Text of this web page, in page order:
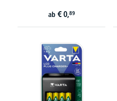
ab € 0,89